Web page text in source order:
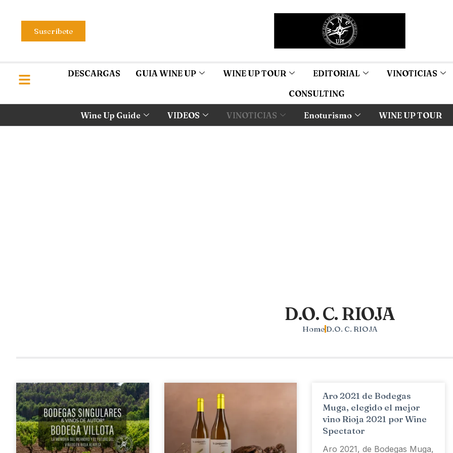
Suscríbete
DESCARGAS GUIA WINE UP WINE UP TOUR EDITORIAL VINOTICIAS
CONSULTING
Wine Up Guide VIDEOS VINOTICIAS Enoturismo WINE UP TOUR
D.O. C. RIOJA
Home D.O. C. RIOJA
Aro 2021 de Bodegas
Muga, elegido el mejor
vino Rioja 2021 por Wine
Spectator
Aro 2021, de Bodegas Muga,